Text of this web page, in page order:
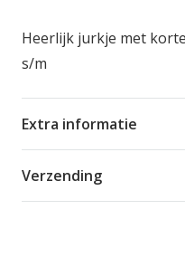
Heerlijk jurkje met
s/m
Extra informatie
Verzending